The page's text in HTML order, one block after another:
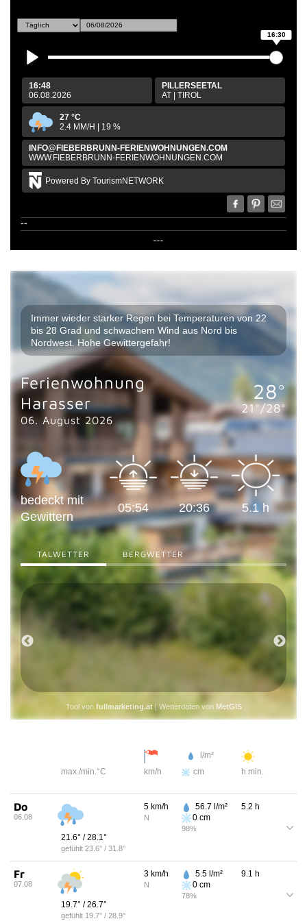
16:30
16:48
06.08.2026
PILLERSEETAL
AT
TIROL
27 °C
2.4 MM/H | 19 %
INFO@FIEBERBRUNN-FERIENWOHNUNGEN.COM
WWW.FIEBERBRUNN-FERIENWOHNUNGEN.COM
Powered By TourismNETWORK
--
---
Immer wieder starker Regen bei Temperaturen von 22
bis 28 Grad und schwachem Wind aus Nord bis
Nordwest. Hohe Gewittergefahr!
28°
21°/28°
Ferienwohnung
Harasser
06. August 2026
bedeckt mit
Gewittern
05:54 20:36 5.1 h
TALWETTER BERGWETTER
Tool von fullmarketing.at| Wetterdaten von MetGIS
max./min.°C km/h
l/m²
cm
h min.
Do
06.08
21.6° /28.1°
gefühlt 23.6° / 31.8°
5 km/h
N
56.7 l/m²
0cm
98%
5.2 h
Fr
07.08
19.7° /26.7°
gefühlt 19.7° / 28.9°
3 km/h
N
5.5l/m²
0cm
78%
9.1 h